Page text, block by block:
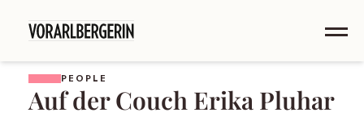
PEOPLE
Auf der Couch Erika Pluhar